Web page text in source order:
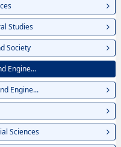
Studies
Society
Engine...
Engine...
Sciences